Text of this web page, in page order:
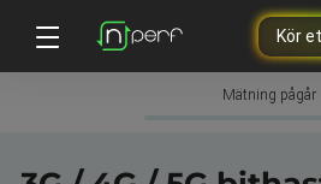
Kör
Mätning pågår